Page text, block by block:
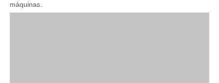
máquinas.